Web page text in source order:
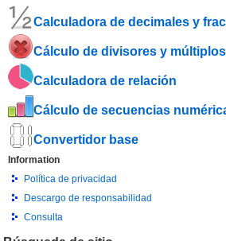
Calculadora de decimales y
Cálculo de divisores y múltiplos
Calculadora de relación
Cálculo de secuencias
Convertidor base
Information
Política de privacidad
Descargo de responsabilidad
Consulta